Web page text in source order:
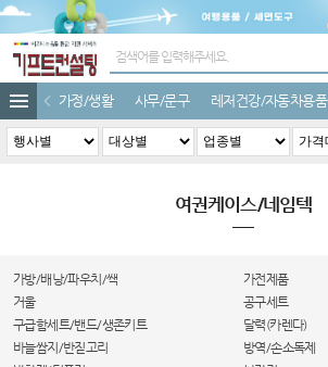
가정/생활 사무/문구 레저건강/자동차용품
여권케이스/네임텍
가방/배낭/파우치/쌕
가전제품
거울
공구세트
구급함세트/밴드/생존키트
달력(카렌다)
바늘쌈지/반짇고리
방역/손소독제